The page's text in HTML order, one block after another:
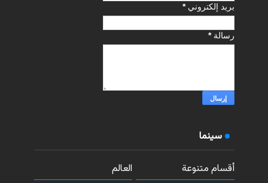
بريد إلكتروني*
رسالة*
سينما
أقسام متنوعة العالم